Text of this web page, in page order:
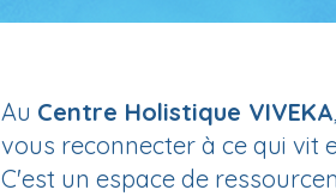
Au Centre Holistique VIVEKA
vous reconnecter à ce qui vit
C'est un espace de